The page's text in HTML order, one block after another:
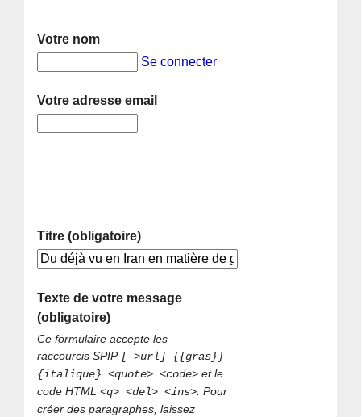
Votre nom
Se connecter
Votre adresse email
Titre (obligatoire)
Texte de votre message
(obligatoire)
Ce formulaire accepte les
raccourcis SPIP [->url] {{gras}}
{italique} <quote> <code> et le
code HTML<q> <del> <ins>. Pour
créer des paragraphes, laissez